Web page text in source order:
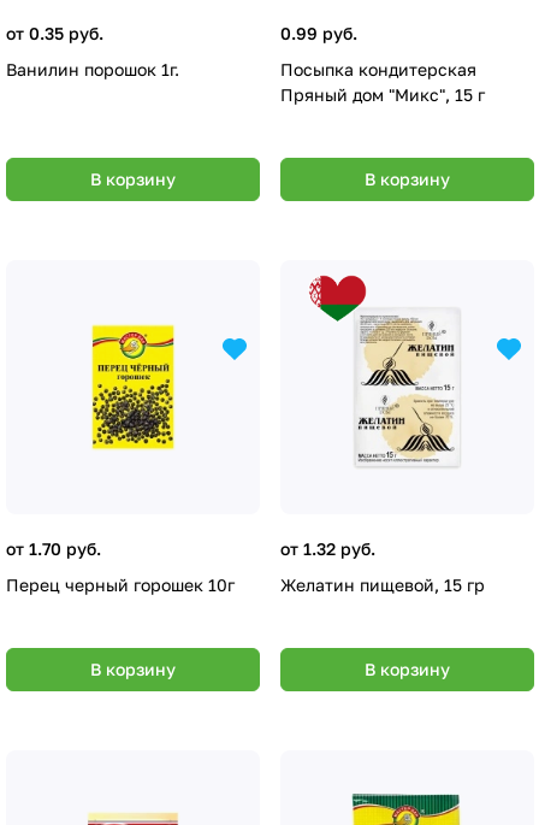
от 0.35 руб.
Ванилин порошок 1г.
В корзину
0.99 руб.
Посыпка кондитерская
Пряный дом "Микс", 15 г
В корзину
от 1.70 руб.
Перец черный горошек 10г
В корзину
от 1.32 руб.
Желатин пищевой, 15 гр
В корзину